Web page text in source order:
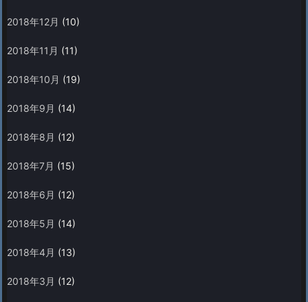
2018年12月 (10)
2018年11月 (11)
2018年10月 (19)
2018年9月 (14)
2018年8月 (12)
2018年7月 (15)
2018年6月 (12)
2018年5月 (14)
2018年4月 (13)
2018年3月 (12)